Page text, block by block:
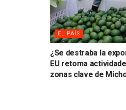
EL PAÍS
¿Se destraba la
EU retoma
zonas clave de